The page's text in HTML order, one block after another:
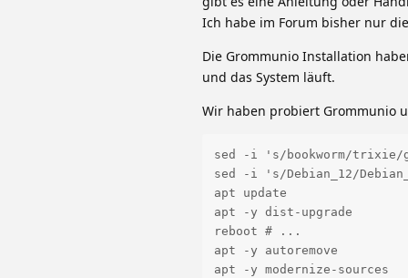
Ich habe im Forum bisher nur
Die Grommunio Installation
und das System läuft.
Wir haben probiert Grommunio
sed -i 's/bookworm/
sed -i 's/Debian_12/
apt update
apt -y dist-upgrade
reboot # ...
apt -y autoremove
apt -y modernize-sources